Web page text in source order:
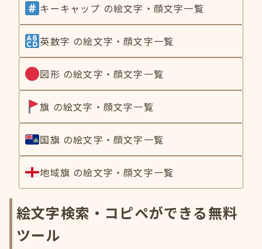
キーキャップ の絵文字・顔文字一覧
英数字 の絵文字・顔文字一覧
図形 の絵文字・顔文字一覧
旗 の絵文字・顔文字一覧
国旗 の絵文字・顔文字一覧
地域旗 の絵文字・顔文字一覧
絵文字検索・コピペができる無料
ツール